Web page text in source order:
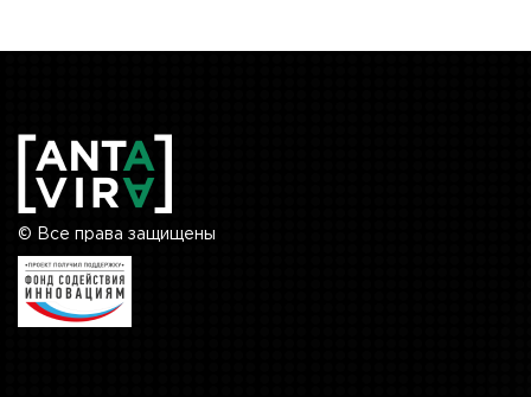
© Все права защищены